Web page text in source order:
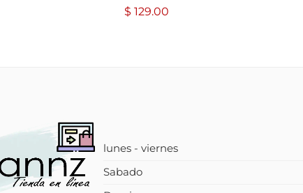
$ 129.00
lunes - viernes
Sabado